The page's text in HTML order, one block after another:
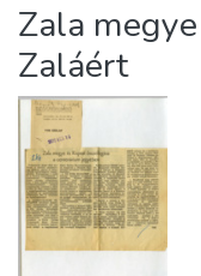
About us
Zala
Zaláért